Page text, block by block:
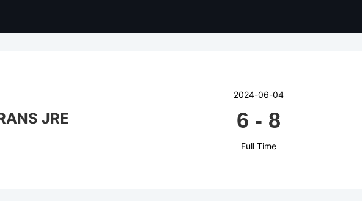
JRE
2024-06-04
6 - 8
Full Time